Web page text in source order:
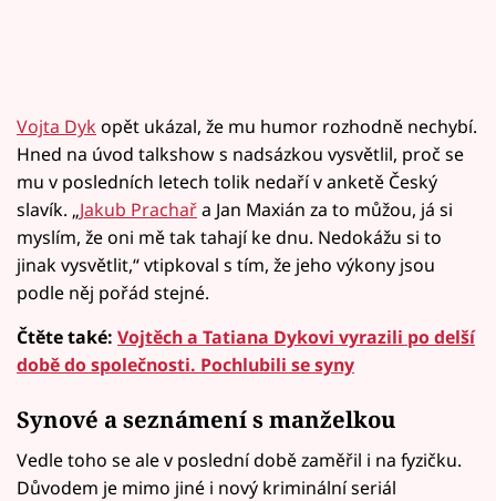
Vojta Dyk opět ukázal, že mu humor rozhodně nechybí.
Hned na úvod talkshow s nadsázkou vysvětlil, proč se
mu v posledních letech tolik nedaří v anketě Český
slavík. „Jakub Prachařa Jan Maxián za to můžou, já si
myslím, že oni mě tak tahají ke dnu. Nedokážu si to
jinak vysvětlit,“ vtipkoval s tím, že jeho výkony jsou
podle něj pořád stejné.
Čtěte také: Vojtěch a Tatiana Dykovi vyrazili po delší
době do společnosti. Pochlubili se syny
Synové a seznámení s manželkou
Vedle toho se ale v poslední době zaměřil i na fyzičku.
Důvodem je mimo jiné i nový kriminální seriál